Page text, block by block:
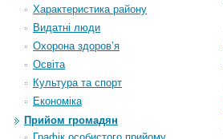
Характеристика району
Видатні люди
Охорона здоров’я
Освіта
Культура та спорт
Економіка
Прийом громадян